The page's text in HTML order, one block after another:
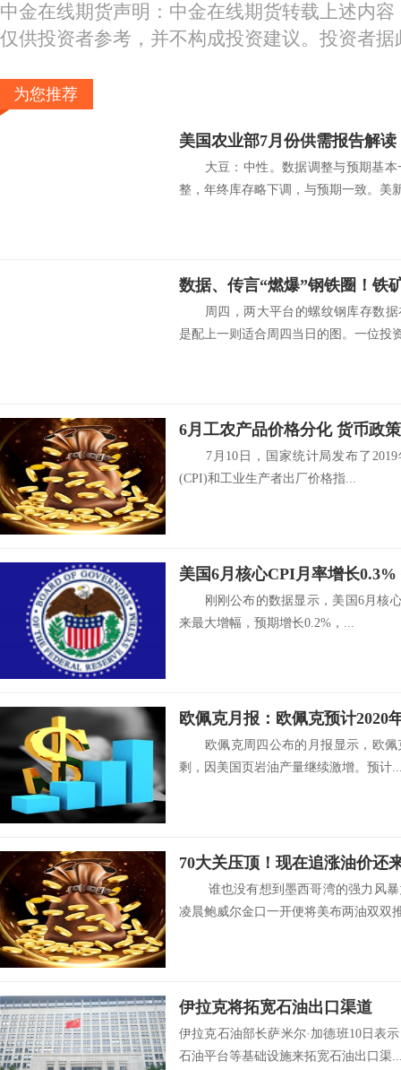
中金在线期货声明：中金在线期货转载上述内
仅供投资者参考，并不构成投资建议。投资者
为您推荐
美国农业部7月份供需报告解读
大豆：中性。数据调整与预期基本
整，年终库存略下调，与预期一致。美
周四，两大平台的螺纹钢库存数据
是配上一则适合周四当日的图。一位投
6月工农产品价格分化 货币政
7月10日，国家统计局发布了2019
(CPI)和工业生产者出厂价格指...
美国6月核心CPI月率增长
刚刚公布的数据显示，美国6月核心
来最大增幅，预期增长0.2%，...
欧佩克月报：欧佩克预计2020
欧佩克周四公布的月报显示，欧佩
剩，因美国页岩油产量继续激增。预计
谁也没有想到墨西哥湾的强力风暴
凌晨鲍威尔金口一开便将美布两油双双
伊拉克将拓宽石油出口渠道
伊拉克石油部长萨米尔·加德班10日表
石油平台等基础设施来拓宽石油出口渠